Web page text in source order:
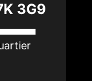
3G9